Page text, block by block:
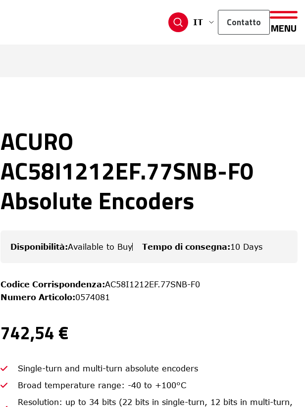
IT
Contatto MENU
ACURO
AC58I1212EF.77SNB-F0
Absolute Encoders
Disponibilità:Available to Buy Tempo di consegna:10 Days
Codice Corrispondenza:AC58I1212EF.77SNB-F0
Numero Articolo:0574081
742,54 €
Single-turn and multi-turn absolute encoders
Broad temperature range: -40 to +100°C
Resolution: up to 34 bits (22 bits in single-turn, 12 bits in multi-turn,